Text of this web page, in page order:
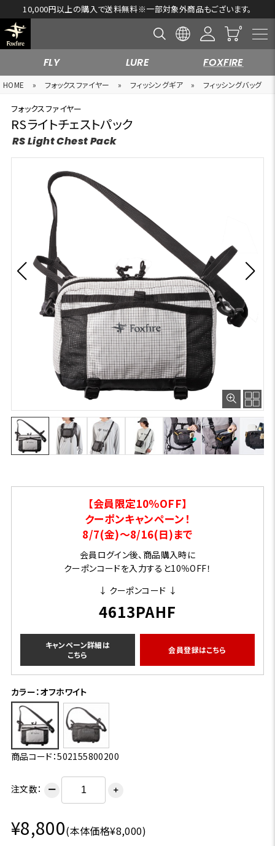
【Foxfire 2026 Spring & Summer SALE開催中！ 】
FLY LURE FOXFIRE
HOME » フォックスファイヤー » フィッシングギア » フィッシングバッグ
フォックスファイヤー
RSライトチェストパック
RS Light Chest Pack
【会員限定10％OFF】
クーポンキャンペーン！
8/7(金)～8/16(日)まで
会員ログイン後、商品購入時に
クーポンコードを入力すると10％OFF！
↓ クーポンコード ↓
4613PAHF
キャンペーン詳細は
こちら
会員登録はこちら
カラー：オフホワイト
商品コード：502155800200
注文数： ー ＋
¥8,800(本体価格¥8,000)